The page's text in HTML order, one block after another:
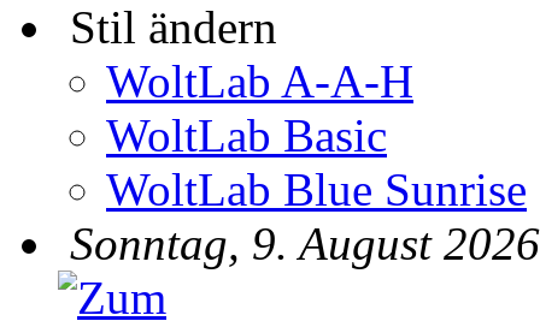
Stil ändern
WoltLab A-A-H
WoltLab Basic
WoltLab Blue Sunrise
Sonntag, 9. August